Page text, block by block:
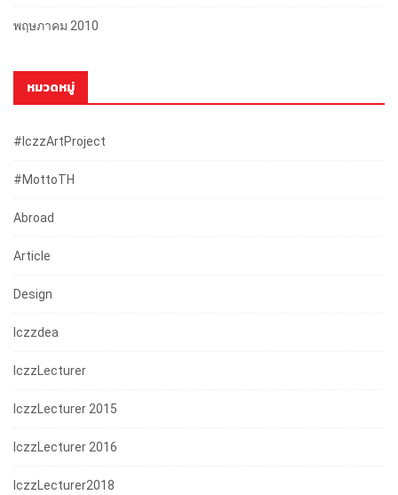
พฤษภาคม 2010
หมวดหมู่
#iczzArtProject
#mottoTH
Abroad
Article
Design
Iczzdea
IczzLecturer
IczzLecturer 2015
IczzLecturer 2016
IczzLecturer2018